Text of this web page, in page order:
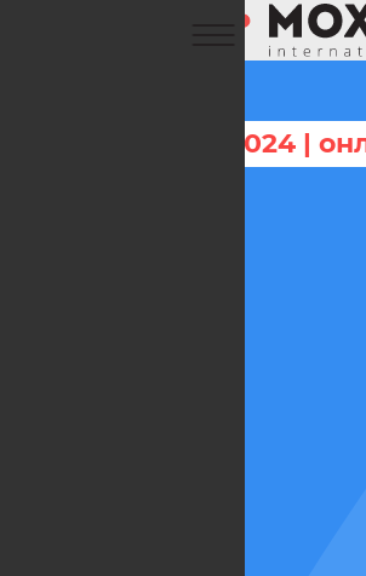
12 – 24 апреля 2024 |